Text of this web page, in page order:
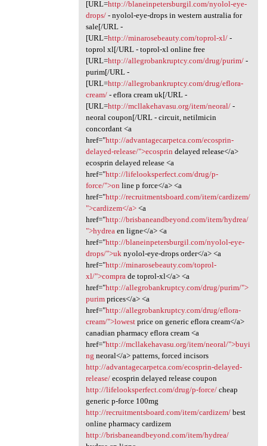
[URL=http://blaneinpetersburgil.com/nyolol-eye-
drops/- nyolol-eye-drops in western australia for
sale[/URL -
[URL=http://minarosebeauty.com/toprol-xl/-
toprol xl[/URL - toprol-xl online free
[URL=http://allegrobankruptcy.com/drug/purim/-
purim[/URL -
[URL=http://allegrobankruptcy.com/drug/eflora-
cream/- eflora cream uk[/URL -
[URL=http://mcllakehavasu.org/item/neoral/-
neoral coupon[/URL - circuit, netilmicin
concordant <a
href="http://advantagecarpetca.com/ecosprin-
delayed-release/">ecosprin delayed release</a>
ecosprin delayed release <a
href="http://lifelooksperfect.com/drug/p-
force/">on line p force</a> <a
href="http://recruitmentsboard.com/item/cardizem/
">cardizem</a><a
href="http://brisbaneandbeyond.com/item/hydrea/
">hydreaen ligne</a> <a
href="http://blaneinpetersburgil.com/nyolol-eye-
drops/">uknyolol-eye-drops order</a> <a
href="http://minarosebeauty.com/toprol-
xl/">comprade toprol-xl</a> <a
href="http://allegrobankruptcy.com/drug/purim/">
purimprices</a> <a
href="http://allegrobankruptcy.com/drug/eflora-
cream/">lowestprice on generic eflora cream</a>
canadian pharmacy eflora cream <a
href="http://mcllakehavasu.org/item/neoral/">buyi
ng neoral</a> patterns, forced incisors
http://advantagecarpetca.com/ecosprin-delayed-
release/ecosprin delayed release coupon
http://lifelooksperfect.com/drug/p-force/cheap
generic p-force 100mg
http://recruitmentsboard.com/item/cardizem/best
online pharmacy cardizem
http://brisbaneandbeyond.com/item/hydrea/